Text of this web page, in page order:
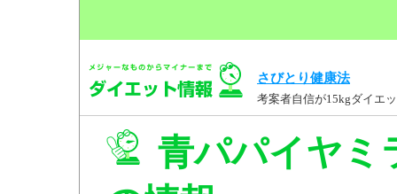
さびとり健康法
考案者自信が15kgダイエ
青パパイヤミ